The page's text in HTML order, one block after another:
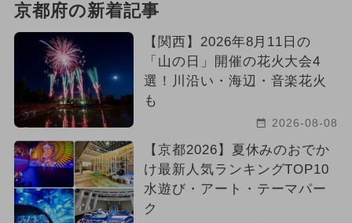
京都府の新着記事
【関西】2026年8月11日の
「山の日」開催の花火大会4
選！川沿い・海辺・音楽花火
も
2026-08-08
【京都2026】夏休みのおでか
け最新人気ランキングTOP10
水遊び・アート・テーマパー
ク